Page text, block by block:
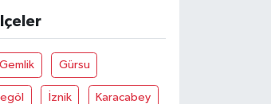
Gemlik Gürsu
İznik Karacabey